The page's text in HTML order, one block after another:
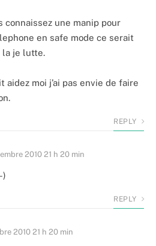
connaissez une manip pour
en safe mode ce serait
la je lutte.
aidez moi j’ai pas envie de faire
REPLY
2010 21 h 20 min
)
REPLY
2010 21 h 20 min